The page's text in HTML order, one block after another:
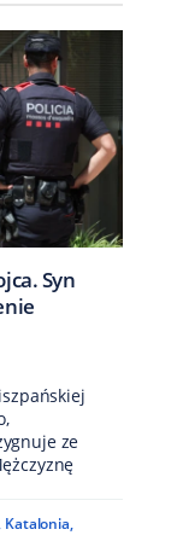
Syn
ze
Katalonia,